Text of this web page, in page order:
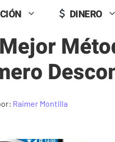
DINERO
Raimer Montilla